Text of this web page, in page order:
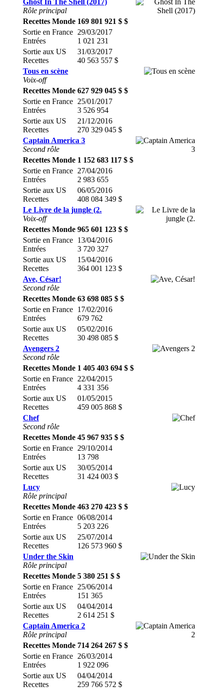
Ghost In The Shell (2017)
Rôle principal
Recettes Monde 169 801 921 $ $
Sortie en France
Entrées
29/03/2017
1 021 231
Sortie aux US
Recettes
31/03/2017
40 563 557 $
Tous en scène
Voix-off
Recettes Monde 627 929 045 $ $
Sortie en France
Entrées
25/01/2017
3 526 954
Sortie aux US
Recettes
21/12/2016
270 329 045 $
Captain America 3
Second rôle
Recettes Monde 1 152 683 117 $ $
Sortie en France
Entrées
27/04/2016
2 983 655
Sortie aux US
Recettes
06/05/2016
408 084 349 $
Le Livre de la jungle (2.
Voix-off
Recettes Monde 965 601 123 $ $
Sortie en France
Entrées
13/04/2016
3 720 327
Sortie aux US
Recettes
15/04/2016
364 001 123 $
Ave, César!
Second rôle
Recettes Monde 63 698 085 $ $
Sortie en France
Entrées
17/02/2016
679 762
Sortie aux US
Recettes
05/02/2016
30 498 085 $
Avengers 2
Second rôle
Recettes Monde 1 405 403 694 $ $
Sortie en France
Entrées
22/04/2015
4 331 356
Sortie aux US
Recettes
01/05/2015
459 005 868 $
Chef
Second rôle
Recettes Monde 45 967 935 $ $
Sortie en France
Entrées
29/10/2014
13 798
Sortie aux US
Recettes
30/05/2014
31 424 003 $
Lucy
Rôle principal
Recettes Monde 463 270 423 $ $
Sortie en France
Entrées
06/08/2014
5 203 226
Sortie aux US
Recettes
25/07/2014
126 573 960 $
Under the Skin
Rôle principal
Recettes Monde 5 380 251 $ $
Sortie en France
Entrées
25/06/2014
151 365
Sortie aux US
Recettes
04/04/2014
2 614 251 $
Captain America 2
Rôle principal
Recettes Monde 714 264 267 $ $
Sortie en France
Entrées
26/03/2014
1 922 096
Sortie aux US
Recettes
04/04/2014
259 766 572 $